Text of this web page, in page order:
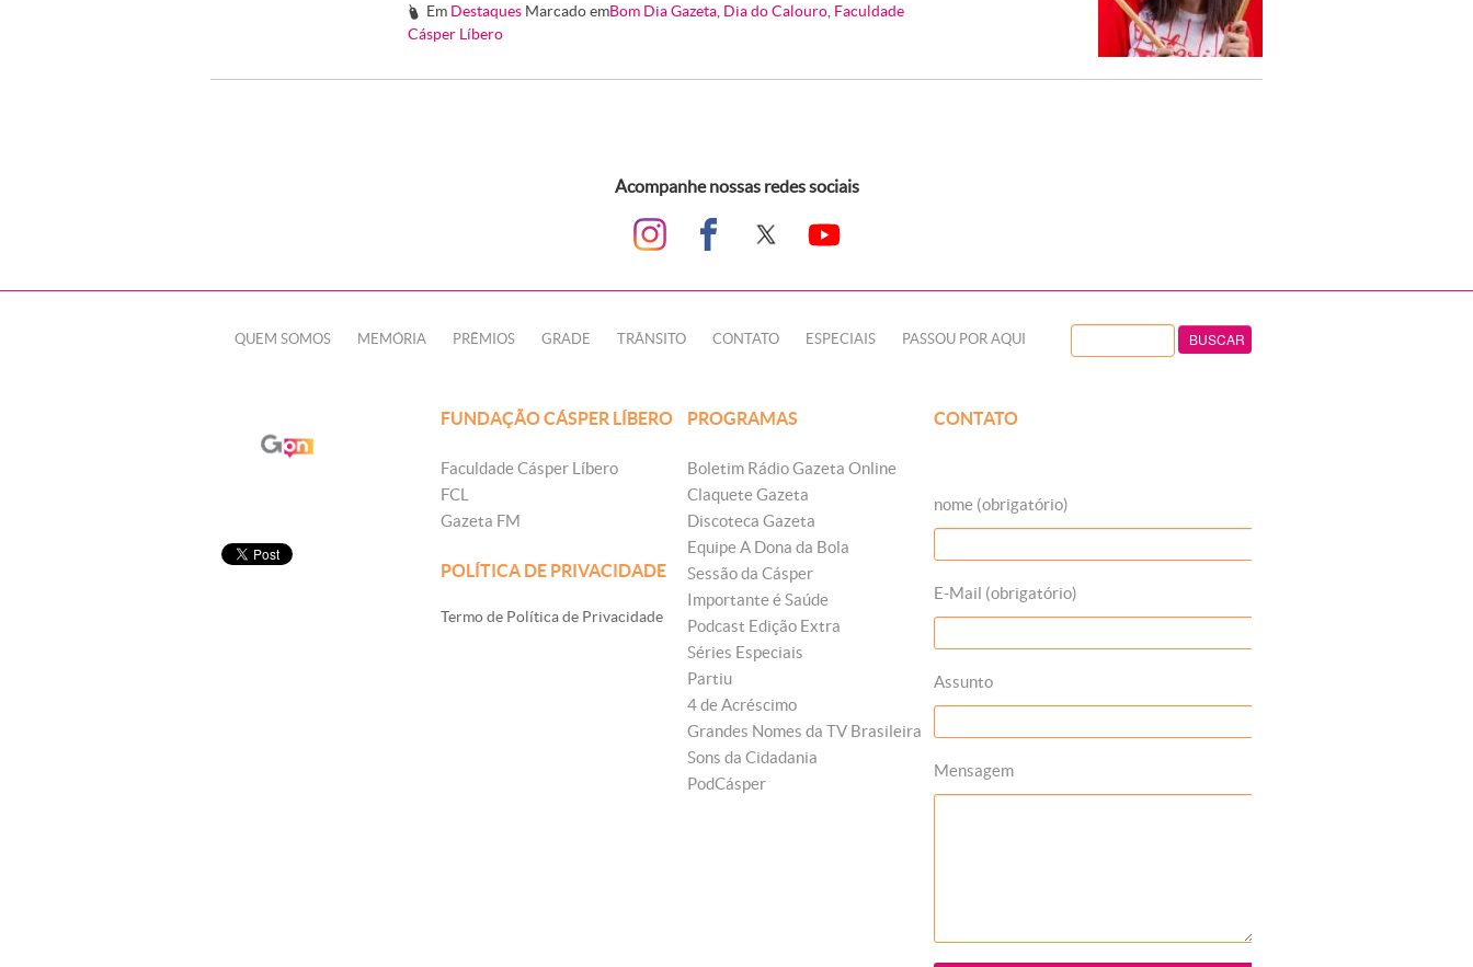
# Em Destaques Marcado emBom Dia Gazeta Dia do Calouro Faculdade
Cásper Líbero
Acompanhe nossas redes sociais
QUEM SOMOS MEMÓRIA PRÊMIOS GRADE TRÂNSITO CONTATO ESPECIAIS PASSOU POR AQUI
FUNDAÇÃO CÁSPER LÍBERO
Faculdade Cásper Líbero
FCL
Gazeta FM
POLÍTICA DE PRIVACIDADE
Termo de Política de Privacidade
PROGRAMAS
Boletim Rádio Gazeta Online
Claquete Gazeta
Discoteca Gazeta
Equipe A Dona da Bola
Sessão da Cásper
Importante é Saúde
Podcast Edição Extra
Séries Especiais
Partiu
4 de Acréscimo
Grandes Nomes da TV Brasileira
Sons da Cidadania
PodCásper
CONTATO
nome (obrigatório)
E-Mail (obrigatório)
Assunto
Mensagem